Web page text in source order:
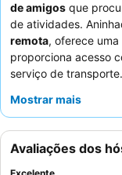
de amigos que
de atividades.
remota, oferece
proporciona acesso
serviço de
escorregas aquáticos
funcionários e o
atenciosos,
Mostrar mais
Avaliações dos